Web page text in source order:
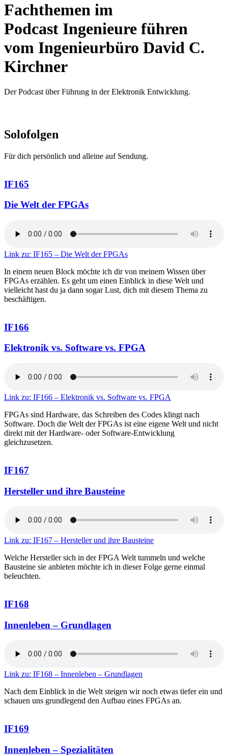
Fachthemen im
Podcast Ingenieure führen
vom Ingenieurbüro David C.
Kirchner
Der Podcast über Führung in der Elektronik Entwicklung.
Solofolgen
Für dich persönlich und alleine auf Sendung.
IF165
Die Welt der FPGAs
Link zu: IF165 – Die Welt der FPGAs
In einem neuen Block möchte ich dir von meinem Wissen über
FPGAs erzählen. Es geht um einen Einblick in diese Welt und
vielleicht hast du ja dann sogar Lust, dich mit diesem Thema zu
beschäftigen.
IF166
Elektronik vs. Software vs. FPGA
Link zu: IF166 – Elektronik vs. Software vs. FPGA
FPGAs sind Hardware, das Schreiben des Codes klingt nach
Software. Doch die Welt der FPGAs ist eine eigene Welt und nicht
direkt mit der Hardware- oder Software-Entwicklung
gleichzusetzen.
IF167
Hersteller und ihre Bausteine
Link zu: IF167 – Hersteller und ihre Bausteine
Welche Hersteller sich in der FPGA Welt tummeln und welche
Bausteine sie anbieten möchte ich in dieser Folge gerne einmal
beleuchten.
IF168
Innenleben – Grundlagen
Link zu: IF168 – Innenleben – Grundlagen
Nach dem Einblick in die Welt steigen wir noch etwas tiefer ein und
schauen uns grundlegend den Aufbau eines FPGAs an.
IF169
Innenleben – Spezialitäten